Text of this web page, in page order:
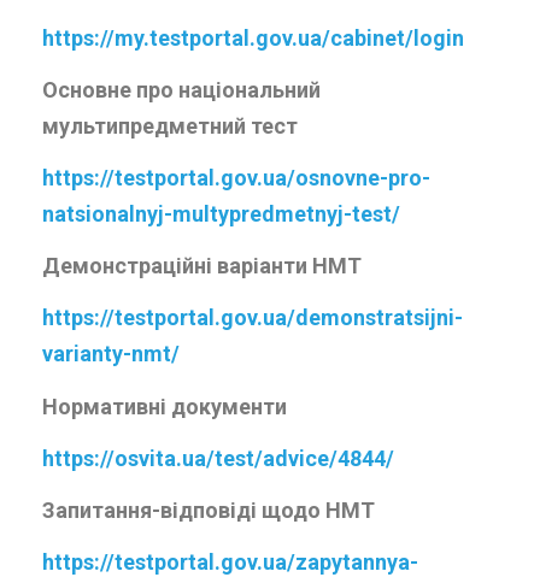
https://my.testportal.gov.ua/cabinet/login
Основне про національний
мультипредметний тест
https://testportal.gov.ua/osnovne-pro-
natsionalnyj-multypredmetnyj-test/
Демонстраційні варіанти НМТ
https://testportal.gov.ua/demonstratsijni-
varianty-nmt/
Нормативні документи
https://osvita.ua/test/advice/4844/
Запитання-відповіді щодо НМТ
https://testportal.gov.ua/zapytannya-